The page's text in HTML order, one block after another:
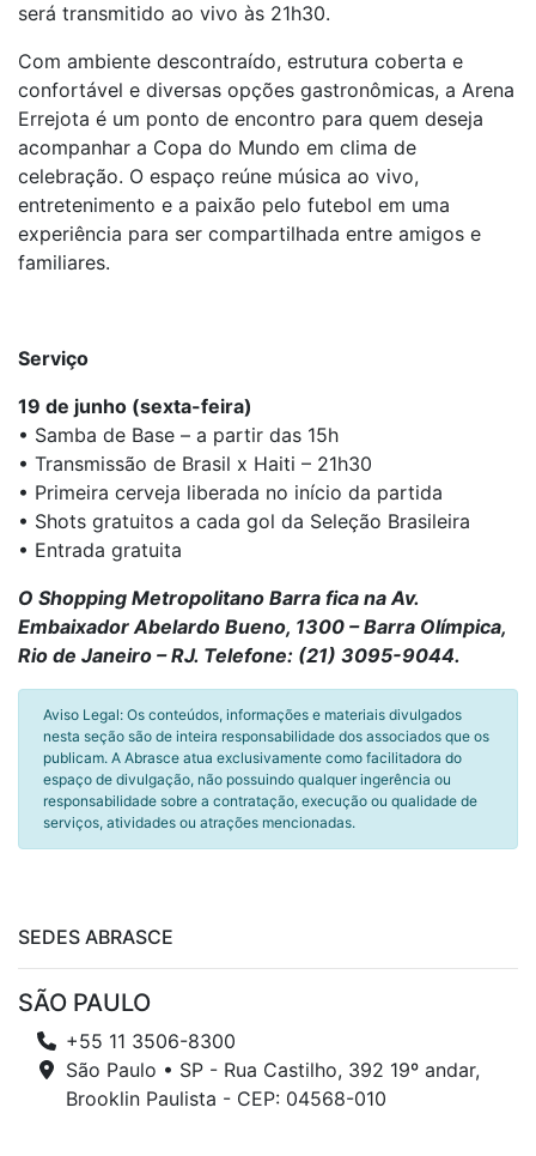
será transmitido ao vivo às 21h30.
Com ambiente descontraído, estrutura coberta e
confortável e diversas opções gastronômicas, a Arena
Errejota é um ponto de encontro para quem deseja
acompanhar a Copa do Mundo em clima de
celebração. O espaço reúne música ao vivo,
entretenimento e a paixão pelo futebol em uma
experiência para ser compartilhada entre amigos e
familiares.
Serviço
19 de junho (sexta-feira)
• Samba de Base – a partir das 15h
• Transmissão de Brasil x Haiti – 21h30
• Primeira cerveja liberada no início da partida
• Shots gratuitos a cada gol da Seleção Brasileira
• Entrada gratuita
O Shopping Metropolitano Barra fica na Av.
Embaixador Abelardo Bueno, 1300 – Barra Olímpica,
Rio de Janeiro – RJ. Telefone: (21) 3095-9044.
Aviso Legal: Os conteúdos, informações e materiais divulgados
nesta seção são de inteira responsabilidade dos associados que os
publicam. A Abrasce atua exclusivamente como facilitadora do
espaço de divulgação, não possuindo qualquer ingerência ou
responsabilidade sobre a contratação, execução ou qualidade de
serviços, atividades ou atrações mencionadas.
SEDES ABRASCE
SÃO PAULO
+55 11 3506-8300
São Paulo • SP - Rua Castilho, 392 19º andar,
Brooklin Paulista - CEP: 04568-010